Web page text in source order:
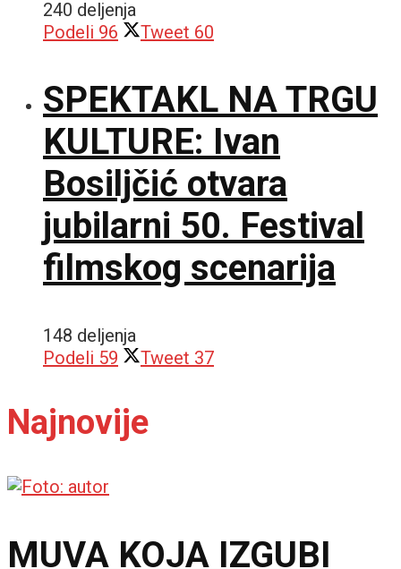
240 deljenja
Podeli 96 Tweet 60
SPEKTAKL NA TRGU
KULTURE: Ivan
Bosiljčić otvara
jubilarni 50. Festival
filmskog scenarija
148 deljenja
Podeli 59 Tweet 37
Najnovije
MUVA KOJA IZGUBI